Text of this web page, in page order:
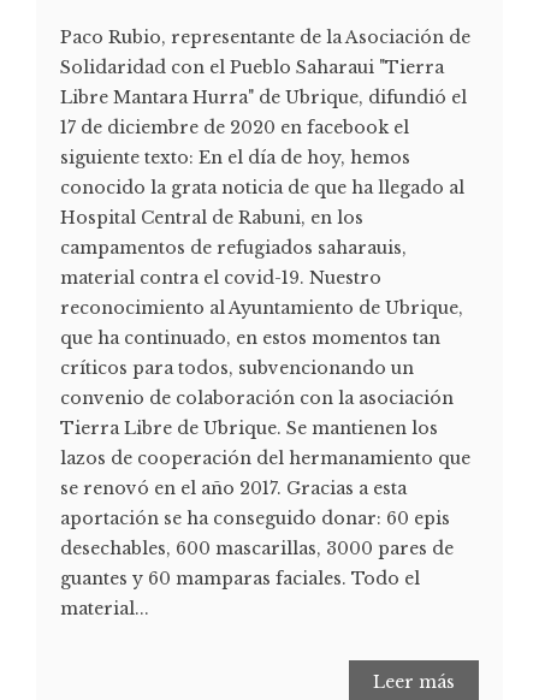
Paco Rubio, representante de la Asociación de
Solidaridad con el Pueblo Saharaui "Tierra
Libre Mantara Hurra" de Ubrique, difundió el
17 de diciembre de 2020 en facebook el
siguiente texto: En el día de hoy, hemos
conocido la grata noticia de que ha llegado al
Hospital Central de Rabuni, en los
campamentos de refugiados saharauis,
material contra el covid-19. Nuestro
reconocimiento al Ayuntamiento de Ubrique,
que ha continuado, en estos momentos tan
críticos para todos, subvencionando un
convenio de colaboración con la asociación
Tierra Libre de Ubrique. Se mantienen los
lazos de cooperación del hermanamiento que
se renovó en el año 2017. Gracias a esta
aportación se ha conseguido donar: 60 epis
desechables, 600 mascarillas, 3000 pares de
guantes y 60 mamparas faciales. Todo el
material...
Leer más